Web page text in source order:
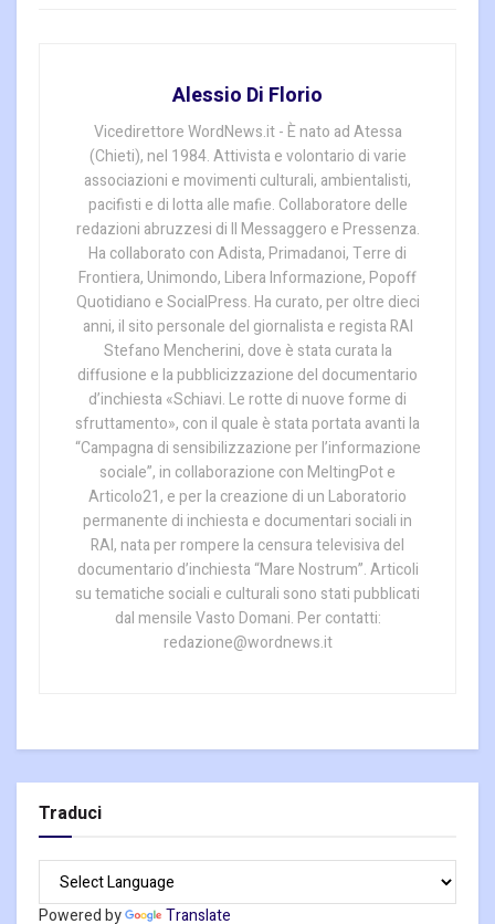
Alessio Di Florio
Vicedirettore WordNews.it - È nato ad Atessa
(Chieti), nel 1984. Attivista e volontario di varie
associazioni e movimenti culturali, ambientalisti,
pacifisti e di lotta alle mafie. Collaboratore delle
redazioni abruzzesi di Il Messaggero e Pressenza.
Ha collaborato con Adista, Primadanoi, Terre di
Frontiera, Unimondo, Libera Informazione, Popoff
Quotidiano e SocialPress. Ha curato, per oltre dieci
anni, il sito personale del giornalista e regista RAI
Stefano Mencherini, dove è stata curata la
diffusione e la pubblicizzazione del documentario
d’inchiesta «Schiavi. Le rotte di nuove forme di
sfruttamento», con il quale è stata portata avanti la
“Campagna di sensibilizzazione per l’informazione
sociale”, in collaborazione con MeltingPot e
Articolo21, e per la creazione di un Laboratorio
permanente di inchiesta e documentari sociali in
RAI, nata per rompere la censura televisiva del
documentario d’inchiesta “Mare Nostrum”. Articoli
su tematiche sociali e culturali sono stati pubblicati
dal mensile Vasto Domani. Per contatti:
redazione@wordnews.it
Traduci
Powered by Translate